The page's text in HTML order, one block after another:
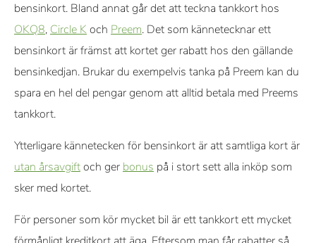
redaktörer som specialiserar sig på kreditkort. Varje skribent
och redaktör följer våra strikta riktlinjer för redaktionell integritet.
Vi får provision från vissa samarbetspartners när du ansöker
eller klickar via våra länkar. Detta gör det möjligt för oss att
erbjuda tjänsten kostnadsfritt, men påverkar inte våra
bensinkort. Bland annat går det att teckna tankkort hos
OKQ8,Circle Koch Preem. Det som kännetecknar ett
bensinkort är främst att kortet ger rabatt hos den gällande
bensinkedjan. Brukar du exempelvis tanka på Preem kan du
spara en hel del pengar genom att alltid betala med Preems
tankkort.
Ytterligare kännetecken för bensinkort är att samtliga kort är
utan årsavgiftoch gerbonus på i stort sett alla inköp som
sker med kortet.
För personer som kör mycket bil är ett tankkort ett mycket